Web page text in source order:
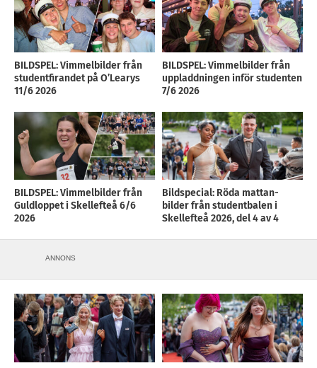
BILDSPEL: Vimmelbilder från
studentfirandet på O’Learys
11/6 2026
BILDSPEL: Vimmelbilder från
uppladdningen inför studenten
7/6 2026
BILDSPEL: Vimmelbilder från
Guldloppet i Skellefteå 6/6
2026
Bildspecial: Röda mattan-
bilder från studentbalen i
Skellefteå 2026, del 4 av 4
ANNONS